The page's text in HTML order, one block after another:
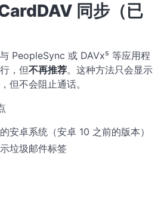
同步（已
PeopleSync 或 DAVx⁵ 等应用程
，但不再推荐。这种方法只会显示
但不会阻止通话。
安卓系统（安卓 10 之前的版本）
垃圾邮件标签